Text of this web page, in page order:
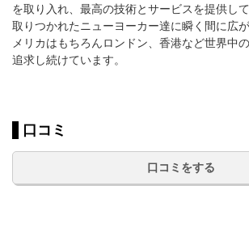
を取り入れ、最高の技術とサービスを提供し
取りつかれたニューヨーカー達に瞬く間に広
メリカはもちろんロンドン、香港など世界中
追求し続けています。
口コミ
口コミをする